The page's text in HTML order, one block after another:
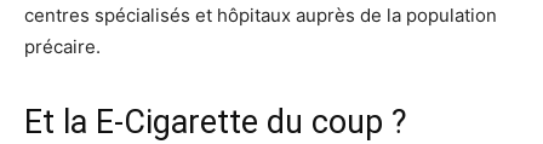
centres spécialisés et hôpitaux auprès de la population
précaire.
Et la E-Cigarette du coup ?